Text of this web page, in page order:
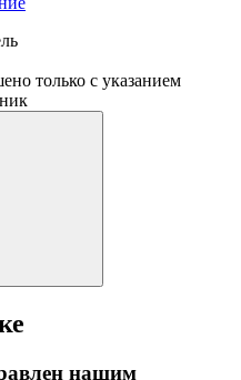
только с указанием
нашим